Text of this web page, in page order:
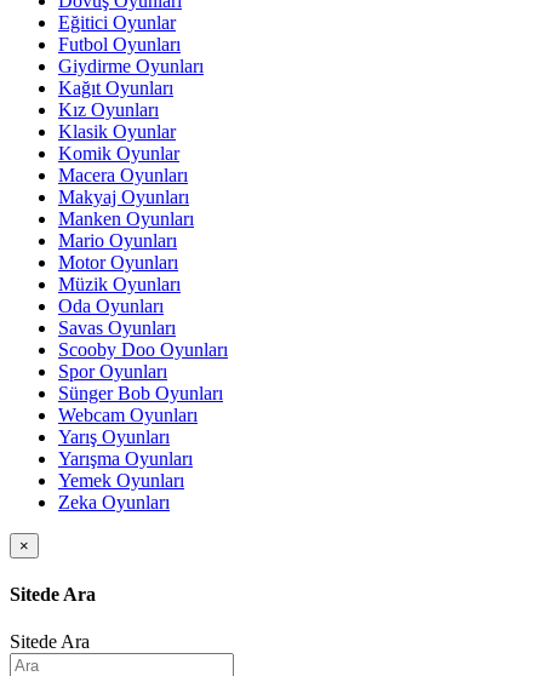
Eğitici Oyunlar
Futbol Oyunları
Giydirme Oyunları
Kağıt Oyunları
Kız Oyunları
Klasik Oyunlar
Komik Oyunlar
Macera Oyunları
Makyaj Oyunları
Manken Oyunları
Mario Oyunları
Motor Oyunları
Müzik Oyunları
Oda Oyunları
Savas Oyunları
Scooby Doo Oyunları
Spor Oyunları
Sünger Bob Oyunları
Webcam Oyunları
Yarış Oyunları
Yarışma Oyunları
Yemek Oyunları
Zeka Oyunları
×
Sitede Ara
Sitede Ara